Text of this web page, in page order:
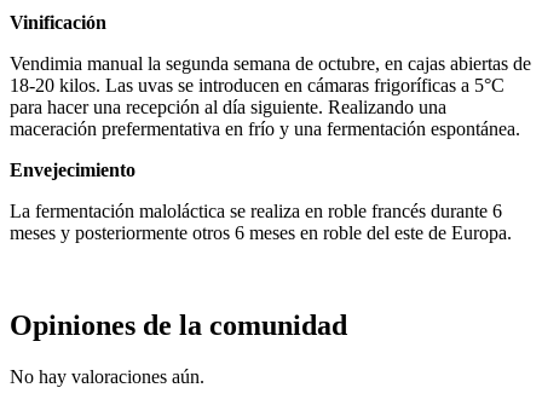
Vinificación
Vendimia manual la segunda semana de octubre, en cajas abiertas de
18-20 kilos. Las uvas se introducen en cámaras frigoríficas a 5°C
para hacer una recepción al día siguiente. Realizando una
maceración prefermentativa en frío y una fermentación espontánea.
Envejecimiento
La fermentación maloláctica se realiza en roble francés durante 6
meses y posteriormente otros 6 meses en roble del este de Europa.
Opiniones de la comunidad
No hay valoraciones aún.